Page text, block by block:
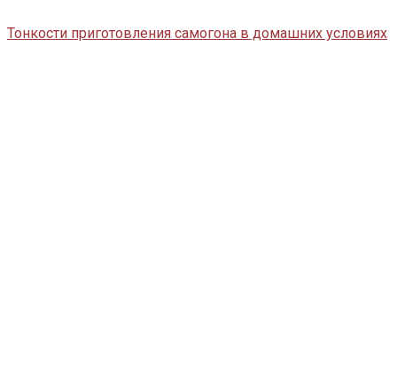
Тонкости приготовления самогона в домашних условиях